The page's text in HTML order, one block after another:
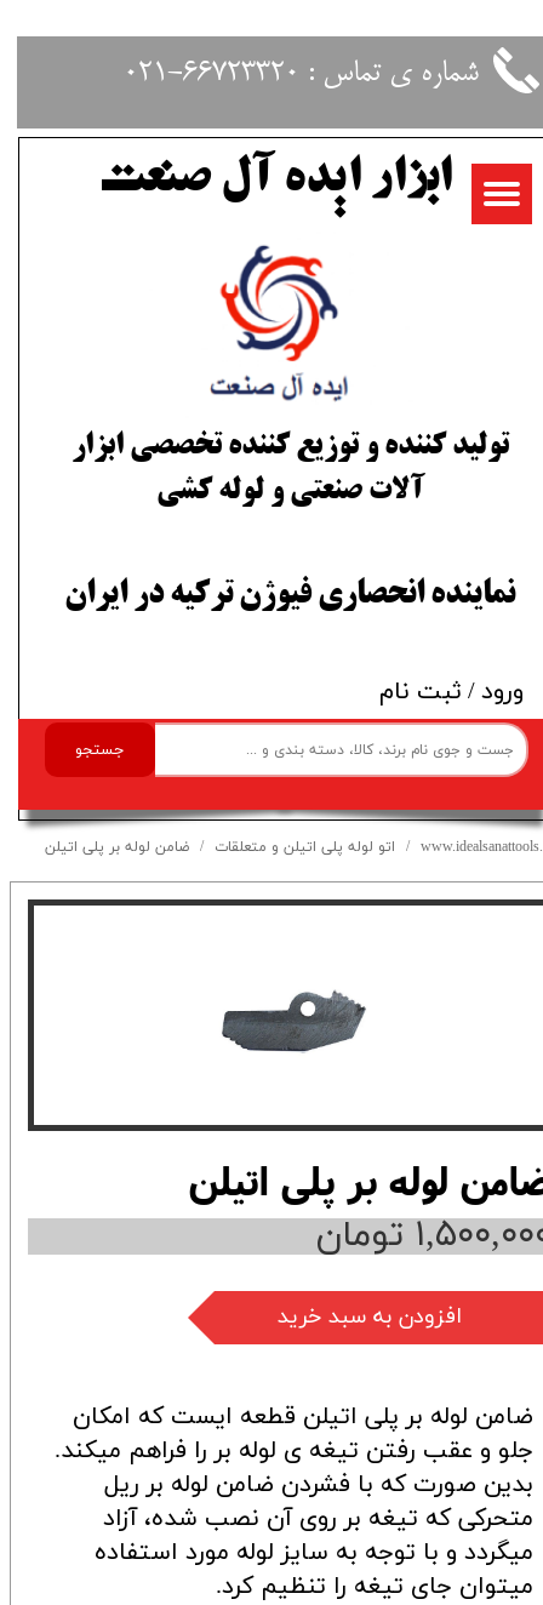
شماره ی تماس : 66723320-021
جستجو
ابزار ایده آل صنعت
تولید کننده و توزیع کننده تخصصی ابزار
آلات صنعتی و لوله کشی
​نماینده انحصاری فیوژن ترکیه در ایران
ورود/ ثبت نام
حساب کاربری من
تغییر گذر واژه
سفارشات
خروج از حساب کاربری
اتو لوله پلی اتیلن و متعلقات ضامن لوله بر پلی اتیلن
لوله بر پلی اتیلن
تومان
افزودن به سبد خرید
ضامن لوله بر پلی اتیلن قطعه ایست که امکان
جلو و عقب رفتن تیغه ی لوله بر را فراهم میکند.
بدین صورت که با فشردن ضامن لوله بر ریل
متحرکی که تیغه بر روی آن نصب شده، آزاد
میگردد و با توجه به سایز لوله مورد استفاده
میتوان جای تیغه را تنظیم کرد.